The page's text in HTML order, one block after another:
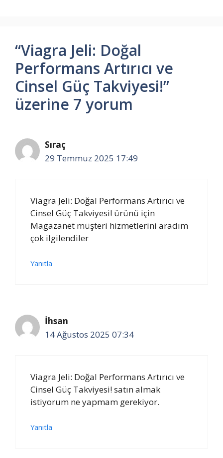
“Viagra Jeli: Doğal
Performans Artırıcı ve
Cinsel Güç Takviyesi!”
üzerine 7 yorum
Sıraç
29 Temmuz 2025 17:49
Viagra Jeli: Doğal Performans Artırıcı ve
Cinsel Güç Takviyesi! ürünü için
Magazanet müşteri hizmetlerini aradım
çok ilgilendiler
Yanıtla
İhsan
14 Ağustos 2025 07:34
Viagra Jeli: Doğal Performans Artırıcı ve
Cinsel Güç Takviyesi! satın almak
istiyorum ne yapmam gerekiyor.
Yanıtla